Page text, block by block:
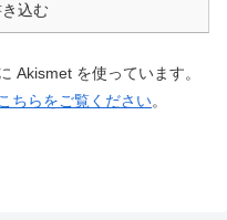
込む
Akismet を使っています。
ちらをご覧ください。